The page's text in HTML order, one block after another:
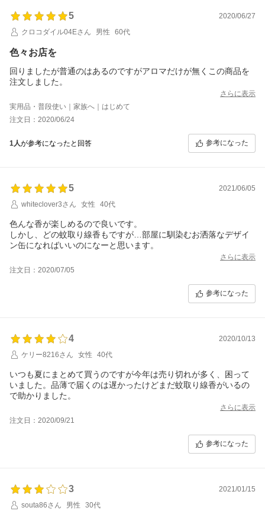
5
2020/06/27
クロコダイル04Eさん
男性 60代
色々お店を
回りましたが普通のはあるのですがアロマだけが無くこの商品を
注文しました。
さらに表示
実用品・普段使い｜家族へ｜はじめて
注文日：2020/06/24
1人が参考になったと回答 参考になった
5
2021/06/05
whiteclover3さん
女性 40代
色んな香が楽しめるので良いです。
しかし、どの蚊取り線香もですが…部屋に馴染むお洒落なデザイ
ン缶になればいいのになーと思います。
さらに表示
注文日：2020/07/05
参考になった
4
2020/10/13
ケリー8216さん
女性 40代
いつも夏にまとめて買うのですが今年は売り切れが多く、困って
いました。品薄で届くのは遅かったけどまだ蚊取り線香がいるの
で助かりました。
さらに表示
注文日：2020/09/21
参考になった
3
2021/01/15
souta86さん
男性 30代